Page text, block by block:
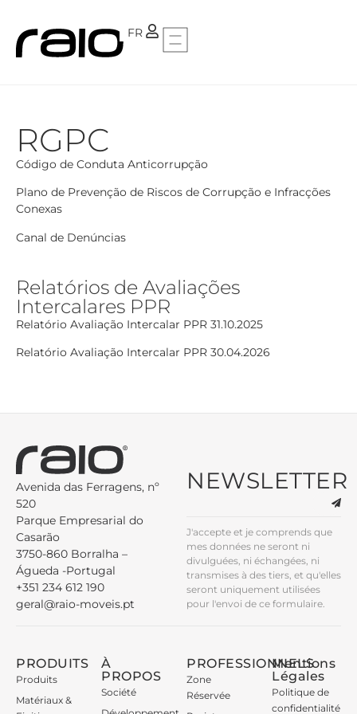
FR
PT
RGPC
Código de Conduta Anticorrupção
Plano de Prevenção de Riscos de Corrupção e Infracções
Conexas
Canal de Denúncias
Relatórios de Avaliações
Intercalares PPR
Relatório Avaliação Intercalar PPR 31.10.2025
Relatório Avaliação Intercalar PPR 30.04.2026
Avenida das Ferragens, nº
520
Parque Empresarial do
Casarão
3750-860 Borralha –
Águeda -Portugal
+351 234 612 190
geral@raio-moveis.pt
NEWSLETTER
J'accepte et je comprends que
mes données ne seront ni
divulguées, ni échangées, ni
transmises à des tiers, et qu'elles
seront uniquement utilisées
pour l'envoi de ce formulaire.
PRODUITS
Produits
Matériaux &
À
PROPOS
Société
PROFESSIONNELS
Zone
Réservée
Mentions
Légales
Politique de
confidentialité